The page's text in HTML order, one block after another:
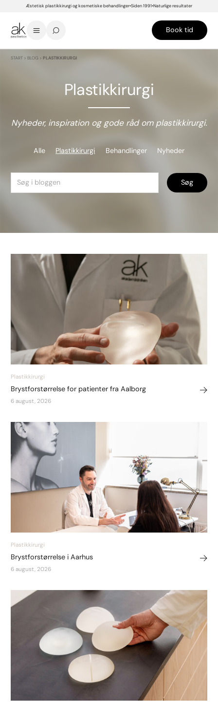
Æstetisk plastikkirurgi og kosmetiske behandlinger Siden 1991 Naturlige resultater
Book tid
START > BLOG >PLASTIKKIRURGI
Plastikkirurgi
Nyheder, inspiration og gode råd om plastikkirurgi.
Alle Plastikkirurgi Behandlinger Nyheder
Søg
Plastikkirurgi
Brystforstørrelse for patienter fra Aalborg
6 august, 2026
Plastikkirurgi
Brystforstørrelse i Aarhus
6 august, 2026